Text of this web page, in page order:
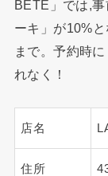
BETE」では,
ーキ」が10%
まで。予約時
れなく！
店名
住所